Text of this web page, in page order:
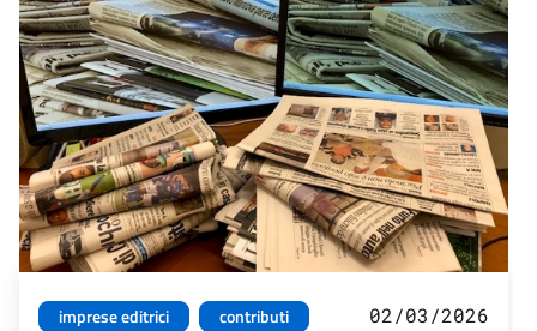
imprese editrici
contributi
02/03/2026